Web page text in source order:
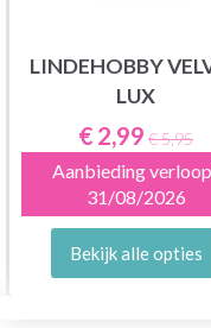
LINDEHOBBY
LUX
€ 2,99 € 5,95
Aanbieding
31/08/2026
Bekijk alle opties